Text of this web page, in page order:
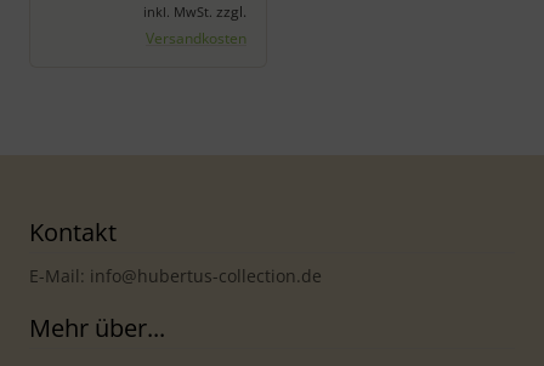
inkl. MwSt. zzgl.
Versandkosten
Kontakt
E-Mail: info@hubertus-collection.de
Mehr über...